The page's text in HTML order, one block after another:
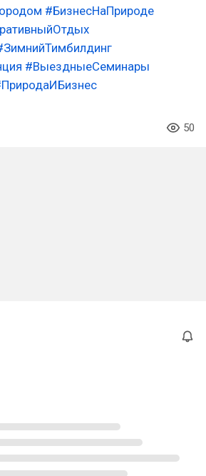
#БизнесНаПрироде
#ВыездныеСеминары
50